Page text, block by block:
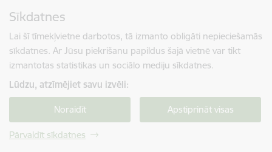
Sīkdatnes
Lai šī tīmekļvietne darbotos, tā izmanto obligāti nepieciešamās
sīkdatnes. Ar Jūsu piekrišanu papildus šajā vietnē var tikt
izmantotas statistikas un sociālo mediju sīkdatnes.
Lūdzu, atzīmējiet savu izvēli:
Noraidīt Apstiprināt visas
Pārvaldīt sīkdatnes